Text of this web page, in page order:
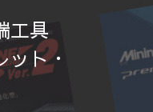
工具
ト・